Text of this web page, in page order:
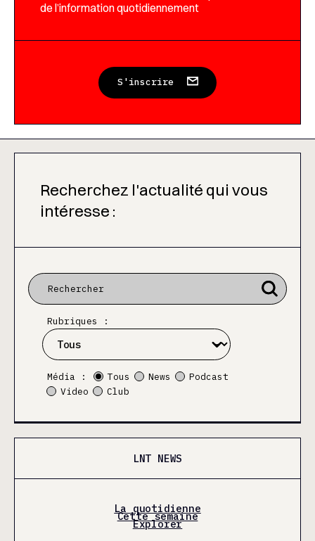
de l’information quotidiennement
S'inscrire
Recherchez l'actualité qui vous
intéresse :
Rubriques :
Média : Tous News
Podcast
Video
Club
LNT NEWS
La quotidienne
Cette semaine
Explorer